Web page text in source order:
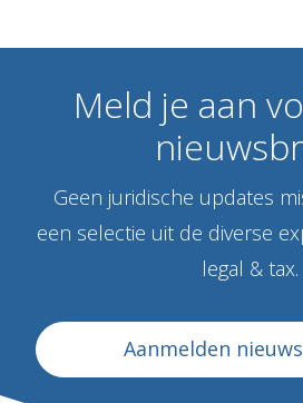
Meld je aan
Geen juridische updates
een selectie uit de diverse
legal & tax.
Aanmelden